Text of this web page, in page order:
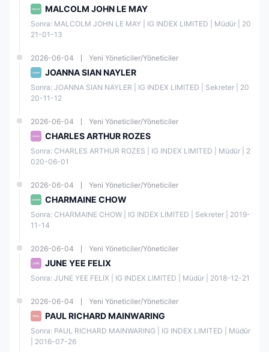
Finan
tler
Ajansı
(FSA)
会社
Lisansı
関東財
Piyasa
lar
esi
AUST
RALIA
LTD
dan
(STP)
Singa
pur
Para
(MAS)
ASIA
ende
Yayınla
nmamı
Dubai
Hizme
tler
Otorit
esi
(DFSA
Birleşi
k Arap
Emirlikl
eri
Perak
Lisansı
MALCOLM JOHN LE MAY
Sonra: MALCOLM JOHN LE MAY | IG INDEX LIMITED | Müdür | 20
21-01-13
2026-06-04 Yeni Yöneticiler/Yöneticiler
JOANNA SIAN NAYLER
Sonra: JOANNA SIAN NAYLER | IG INDEX LIMITED | Sekreter | 20
20-11-12
2026-06-04 Yeni Yöneticiler/Yöneticiler
CHARLES ARTHUR ROZES
Sonra: CHARLES ARTHUR ROZES | IG INDEX LIMITED | Müdür | 2
020-06-01
2026-06-04 Yeni Yöneticiler/Yöneticiler
CHARMAINE CHOW
Sonra: CHARMAINE CHOW | IG INDEX LIMITED | Sekreter | 2019-
11-14
2026-06-04 Yeni Yöneticiler/Yöneticiler
JUNE YEE FELIX
Sonra: JUNE YEE FELIX | IG INDEX LIMITED | Müdür | 2018-12-21
2026-06-04 Yeni Yöneticiler/Yöneticiler
PAUL RICHARD MAINWARING
Sonra: PAUL RICHARD MAINWARING | IG INDEX LIMITED | Müdür
| 2016-07-26